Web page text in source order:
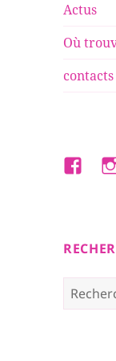
Actus
Où
contacts